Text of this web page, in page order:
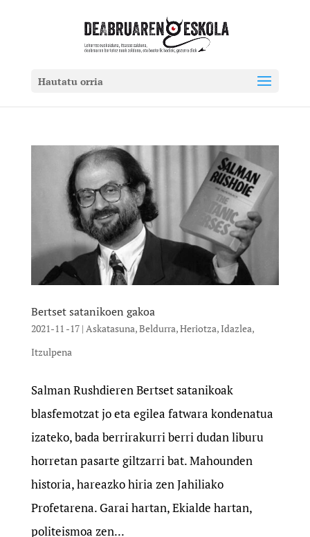
Hautatu orria
Bertset satanikoen gakoa
2021-11 -17| Askatasuna,Beldurra,Heriotza,Idazlea,
Itzulpena
Salman Rushdieren Bertset satanikoak
blasfemotzat jo eta egilea fatwara kondenatua
izateko, bada berrirakurri berri dudan liburu
horretan pasarte giltzarri bat. Mahounden
historia, hareazko hiria zen Jahiliako
Profetarena. Garai hartan, Ekialde hartan,
politeismoa zen...